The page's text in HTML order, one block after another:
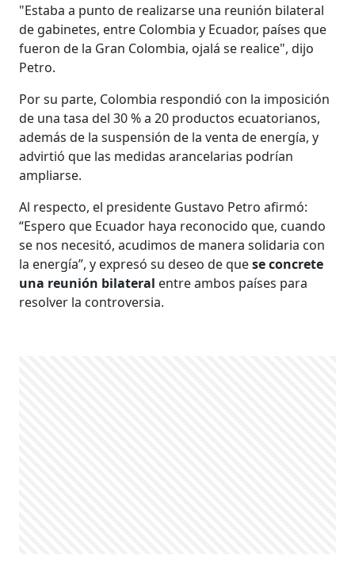
"Estaba a punto de realizarse una reunión bilateral
de gabinetes, entre Colombia y Ecuador, países que
fueron de la Gran Colombia, ojalá se realice", dijo
Petro.
Por su parte, Colombia respondió con la imposición
de una tasa del 30 % a 20 productos ecuatorianos,
además de la suspensión de la venta de energía, y
advirtió que las medidas arancelarias podrían
ampliarse.
Al respecto, el presidente Gustavo Petro afirmó:
“Espero que Ecuador haya reconocido que, cuando
se nos necesitó, acudimos de manera solidaria con
la energía”, y expresó su deseo de quese concrete
una reunión bilateral entre ambos países para
resolver la controversia.